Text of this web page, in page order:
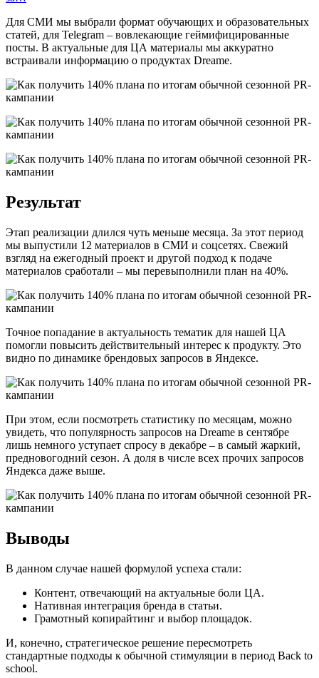
Для СМИ мы выбрали формат обучающих и образовательных
статей, для Telegram – вовлекающие геймифицированные
посты. В актуальные для ЦА материалы мы аккуратно
встраивали информацию о продуктах Dreame.
Результат
Этап реализации длился чуть меньше месяца. За этот период
мы выпустили 12 материалов в СМИ и соцсетях. Свежий
взгляд на ежегодный проект и другой подход к подаче
материалов сработали – мы перевыполнили план на 40%.
Точное попадание в актуальность тематик для нашей ЦА
помогли повысить действительный интерес к продукту. Это
видно по динамике брендовых запросов в Яндексе.
При этом, если посмотреть статистику по месяцам, можно
увидеть, что популярность запросов на Dreame в сентябре
лишь немного уступает спросу в декабре – в самый жаркий,
предновогодний сезон. А доля в числе всех прочих запросов
Яндекса даже выше.
Выводы
В данном случае нашей формулой успеха стали:
Контент, отвечающий на актуальные боли ЦА.
Нативная интеграция бренда в статьи.
Грамотный копирайтинг и выбор площадок.
И, конечно, стратегическое решение пересмотреть
стандартные подходы к обычной стимуляции в период Back to
school.